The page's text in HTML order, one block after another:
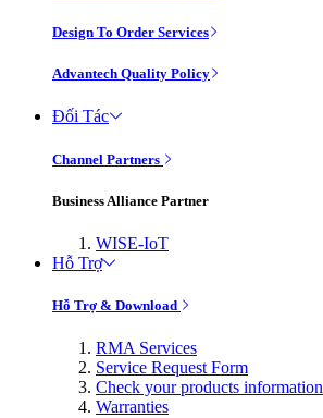
Design To Order Services
Advantech Quality Policy
Đối Tác
Channel Partners
Business Alliance Partner
WISE-IoT
Hỗ Trợ
Hỗ Trợ & Download
RMA Services
Service Request Form
Check your products information
Warranties